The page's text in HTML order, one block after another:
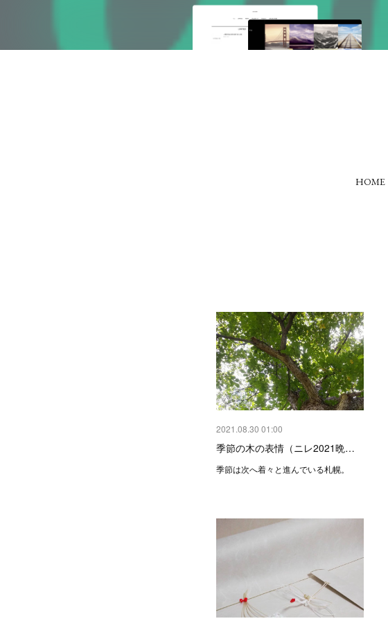
HOME
2021.08.30 01:00
季節の木の表情（ニレ2021晩…
季節は次へ着々と進んでいる札幌。